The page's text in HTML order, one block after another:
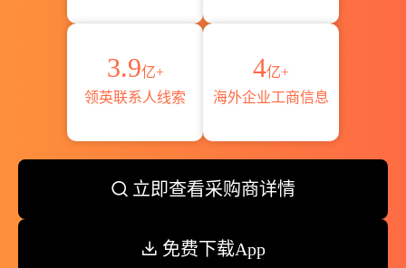
3.9亿+
领英联系人线索
4亿+
海外企业工商信息
立即查看采购商详情
免费下载App